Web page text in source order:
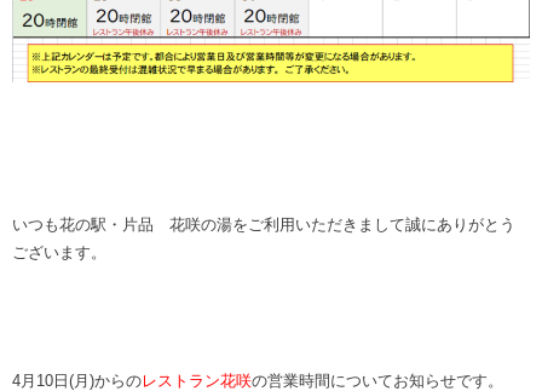
いつも花の駅・片品 花咲の湯をご利用いただきまして誠にありがとう
ございます。
4月10日(月)からのレストラン花咲の営業時間についてお知らせです。